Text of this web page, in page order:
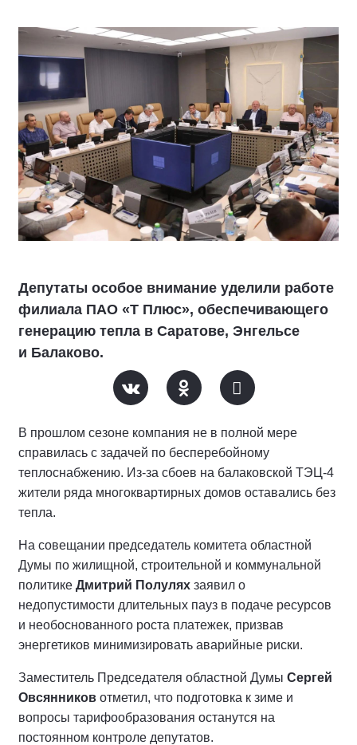
Депутаты особое внимание уделили работе
филиала ПАО «Т Плюс», обеспечивающего
генерацию тепла в Саратове, Энгельсе
и Балаково.
В прошлом сезоне компания не в полной мере
справилась с задачей по бесперебойному
теплоснабжению. Из-за сбоев на балаковской ТЭЦ-4
жители ряда многоквартирных домов оставались без
тепла.
На совещании председатель комитета областной
Думы по жилищной, строительной и коммунальной
политике Дмитрий Полулях заявил о
недопустимости длительных пауз в подаче ресурсов
и необоснованного роста платежек, призвав
энергетиков минимизировать аварийные риски.
Заместитель Председателя областной Думы Сергей
Овсянников отметил, что подготовка к зиме и
вопросы тарифообразования останутся на
постоянном контроле депутатов.